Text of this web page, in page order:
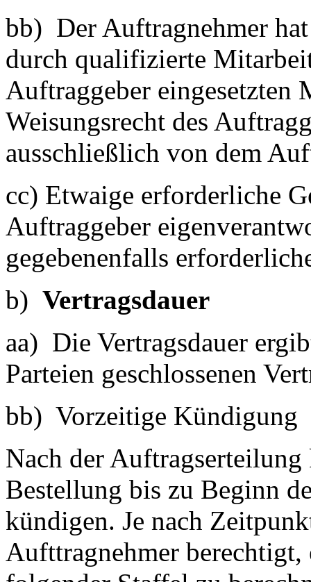
bb) Der Auftragnehmer
durch qualifizierte
Auftraggeber eingesetzten
Weisungsrecht des
ausschließlich von dem
cc) Etwaige erforderliche
Auftraggeber
gegebenenfalls
b) Vertragsdauer
aa) Die Vertragsdauer
Parteien geschlossenen
bb) Vorzeitige Kündigung
Nach der
Bestellung bis zu Beginn
kündigen. Je nach
Aufttragnehmer berechtigt,